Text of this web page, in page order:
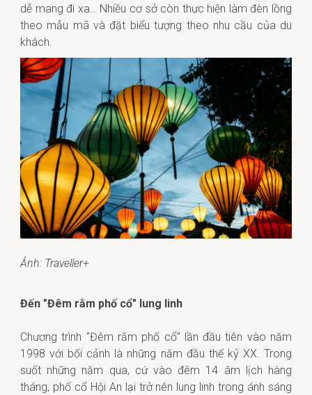
dễ mang đi xa… Nhiều cơ sở còn thực hiện làm đèn lồng
theo mẫu mã và đặt biểu tượng theo nhu cầu của du
khách.
Ảnh: Traveller+
Đến "Đêm rằm phố cổ" lung linh
Chương trình “Đêm rằm phố cổ” lần đầu tiên vào năm
1998 với bối cảnh là những năm đầu thế kỷ XX. Trong
suốt những năm qua, cứ vào đêm 14 âm lịch hàng
tháng, phố cổ Hội An lại trở nên lung linh trong ánh sáng